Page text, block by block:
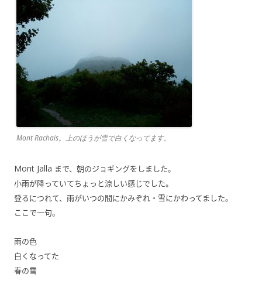
Mont Rachais。上のほうが雪で白くなってます。
Mont Jalla まで、朝のジョギングをしました。
小雨が降っていてちょっと涼しい感じでした。
登るにつれて、雨がいつの間にかみぞれ・雪にかわってました。
ここで一句。
雨の色
白くなってた
春の雪